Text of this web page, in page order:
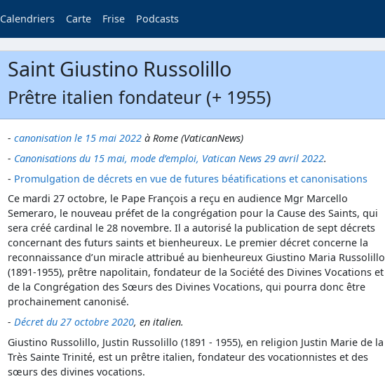
Calendriers Carte Frise Podcasts
Saint Giustino Russolillo
Prêtre italien fondateur (+ 1955)
- canonisation le 15 mai 2022 à Rome (VaticanNews)
- Canonisations du 15 mai, mode d’emploi, Vatican News 29 avril 2022.
- Promulgation de décrets en vue de futures béatifications et canonisations
Ce mardi 27 octobre, le Pape François a reçu en audience Mgr Marcello
Semeraro, le nouveau préfet de la congrégation pour la Cause des Saints, qui
sera créé cardinal le 28 novembre. Il a autorisé la publication de sept décrets
concernant des futurs saints et bienheureux. Le premier décret concerne la
reconnaissance d’un miracle attribué au bienheureux Giustino Maria Russolillo
(1891-1955), prêtre napolitain, fondateur de la Société des Divines Vocations et
de la Congrégation des Sœurs des Divines Vocations, qui pourra donc être
prochainement canonisé.
- Décret du 27 octobre 2020, en italien.
Giustino Russolillo, Justin Russolillo (1891 - 1955), en religion Justin Marie de la
Très Sainte Trinité, est un prêtre italien, fondateur des vocationnistes et des
sœurs des divines vocations.